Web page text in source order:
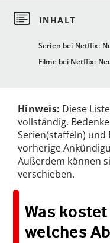
Serien bei Netflix:
Filme bei Netflix:
Hinweis: Diese
vollständig.
Serien(staffeln)
vorherige
Außerdem können
verschieben.
Was
welches